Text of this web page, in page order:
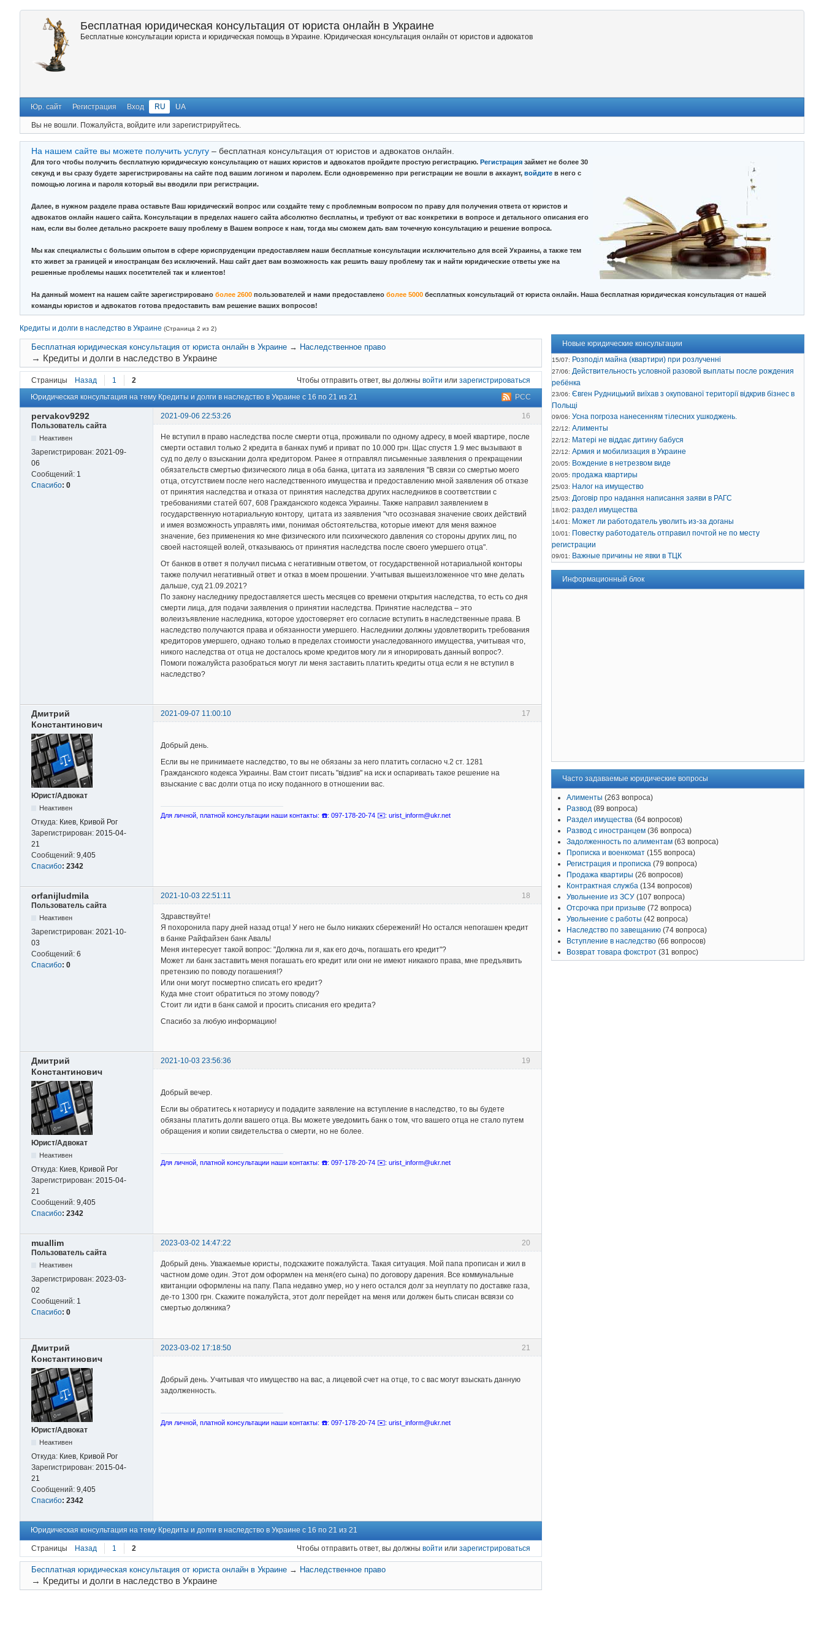
Бесплатная юридическая консультация от юриста онлайн в Украине
Бесплатные консультации юриста и юридическая помощь в Украине. Юридическая консультация онлайн от юристов и адвокатов
Юр. сайт Регистрация Вход RU UA
Вы не вошли. Пожалуйста, войдите или зарегистрируйтесь.
На нашем сайте вы можете получить услугу – бесплатная консультация от юристов и адвокатов онлайн.
Для того чтобы получить бесплатную юридическую консультацию от наших юристов и адвокатов пройдите простую регистрацию. Регистрация займет не более 30
секунд и вы сразу будете зарегистрированы на сайте под вашим логином и паролем. Если одновременно при регистрации не вошли в аккаунт, войдите в него с
помощью логина и пароля который вы вводили при регистрации.
Далее, в нужном разделе права оставьте Ваш юридический вопрос или создайте тему с проблемным вопросом по праву для получения ответа от юристов и
адвокатов онлайн нашего сайта. Консультации в пределах нашего сайта абсолютно бесплатны, и требуют от вас конкретики в вопросе и детального описания его
нам, если вы более детально раскроете вашу проблему в Вашем вопросе к нам, тогда мы сможем дать вам точечную консультацию и решение вопроса.
Мы как специалисты с большим опытом в сфере юриспруденции предоставляем наши бесплатные консультации исключительно для всей Украины, а также тем
кто живет за границей и иностранцам без исключений. Наш сайт дает вам возможность как решить вашу проблему так и найти юридические ответы уже на
решенные проблемы наших посетителей так и клиентов!
На данный момент на нашем сайте зарегистрировано более 2600 пользователей и нами предоставлено более 5000 бесплатных консультаций от юриста онлайн. Наша бесплатная юридическая консультация от нашей
команды юристов и адвокатов готова предоставить вам решение ваших вопросов!
Кредиты и долги в наследство в Украине (Страница 2 из 2)
Страницы Назад 1 2 Чтобы отправить ответ, вы должнывойти илизарегистрироваться
РСС
Юридическая консультация на тему Кредиты и долги в наследство в Украине с 16 по 21 из 21
16
pervakov9292
2021-09-06 22:53:26
Пользователь сайта
Неактивен
Зарегистрирован: 2021-09-
06
Сообщений: 1
Спасибо: 0
Не вступил в право наследства после смерти отца, проживали по одному адресу, в моей квартире, после
смерти оставил только 2 кредита в банках пумб и приват по 10.000 грн. Щас спустя 1.9 мес вызывают в
суд по делу о взыскании долга кредитором. Ранее я отправлял письменные заявления о прекращении
обязательств смертью физического лица в оба банка, цитата из заявления "В связи со смертью моего
отца, отсутствием после него наследственного имущества и предоставлению мной заявления об отказе
от принятия наследства и отказа от принятия наследства других наследников в соответствии с
требованиями статей 607, 608 Гражданского кодекса Украины. Также направил заявлением в
государственную нотариальную контору, цитата из заявления "что осознавая значение своих действий
и имея возможность управлять ими, понимая обстоятельства, которые имеют для меня важное
значение, без применения ко мне физического или психического давления со стороны других лиц, по
своей настоящей волей, отказываюсь от принятия наследства после своего умершего отца".
От банков в ответ я получил письма с негативным ответом, от государственной нотариальной конторы
также получил негативный ответ и отказ в моем прошении. Учитывая вышеизложенное что мне делать
дальше, суд 21.09.2021?
По закону наследнику предоставляется шесть месяцев со времени открытия наследства, то есть со дня
смерти лица, для подачи заявления о принятии наследства. Принятие наследства – это
волеизъявление наследника, которое удостоверяет его согласие вступить в наследственные права. В
наследство получаются права и обязанности умершего. Наследники должны удовлетворить требования
кредиторов умершего, однако только в пределах стоимости унаследованного имущества, учитывая что,
никого наследства от отца не досталось кроме кредитов могу ли я игнорировать данный вопрос?.
Помоги пожалуйста разобраться могут ли меня заставить платить кредиты отца если я не вступил в
наследство?
17
Дмитрий
Константинович
2021-09-07 11:00:10
Юрист/Адвокат
Неактивен
Откуда: Киев, Кривой Рог
Зарегистрирован: 2015-04-
21
Сообщений: 9,405
Спасибо: 2342
Добрый день.
Если вы не принимаете наследство, то вы не обязаны за него платить согласно ч.2 ст. 1281
Гражданского кодекса Украины. Вам стоит писать "відзив" на иск и оспаривать такое решение на
взыскание с вас долги отца по иску поданного в отношении вас.
Для личной, платной консультации наши контакты: ☎️: 097-178-20-74 ✉️: urist_inform@ukr.net
18
orfanijludmila
2021-10-03 22:51:11
Пользователь сайта
Неактивен
Зарегистрирован: 2021-10-
03
Сообщений: 6
Спасибо: 0
Здравствуйте!
Я похоронила пару дней назад отца! У него не было никаких сбережений! Но остался непогашен кредит
в банке Райфайзен банк Аваль!
Меня интересует такой вопрос: "Должна ли я, как его дочь, погашать его кредит"?
Может ли банк заставить меня погашать его кредит или они не имеют никакого права, мне предъявить
претензию по поводу погашения!?
Или они могут посмертно списать его кредит?
Куда мне стоит обратиться по этому поводу?
Стоит ли идти в банк самой и просить списания его кредита?
Спасибо за любую информацию!
19
Дмитрий
Константинович
2021-10-03 23:56:36
Юрист/Адвокат
Неактивен
Откуда: Киев, Кривой Рог
Зарегистрирован: 2015-04-
21
Сообщений: 9,405
Спасибо: 2342
Добрый вечер.
Если вы обратитесь к нотариусу и подадите заявление на вступление в наследство, то вы будете
обязаны платить долги вашего отца. Вы можете уведомить банк о том, что вашего отца не стало путем
обращения и копии свидетельства о смерти, но не более.
Для личной, платной консультации наши контакты: ☎️: 097-178-20-74 ✉️: urist_inform@ukr.net
20
muallim
2023-03-02 14:47:22
Пользователь сайта
Неактивен
Зарегистрирован: 2023-03-
02
Сообщений: 1
Спасибо: 0
Добрый день. Уважаемые юристы, подскажите пожалуйста. Такая ситуация. Мой папа прописан и жил в
частном доме один. Этот дом оформлен на меня(его сына) по договору дарения. Все коммунальные
квитанции оформлены на папу. Папа недавно умер, но у него остался долг за неуплату по доставке газа,
де-то 1300 грн. Скажите пожалуйста, этот долг перейдет на меня или должен быть списан всвязи со
смертью должника?
21
Дмитрий
Константинович
2023-03-02 17:18:50
Юрист/Адвокат
Неактивен
Откуда: Киев, Кривой Рог
Зарегистрирован: 2015-04-
21
Сообщений: 9,405
Спасибо: 2342
Добрый день. Учитывая что имущество на вас, а лицевой счет на отце, то с вас могут взыскать данную
задолженность.
Для личной, платной консультации наши контакты: ☎️: 097-178-20-74 ✉️: urist_inform@ukr.net
Юридическая консультация на тему Кредиты и долги в наследство в Украине с 16 по 21 из 21
Страницы Назад 1 2 Чтобы отправить ответ, вы должнывойти илизарегистрироваться
Бесплатная юридическая консультация от юриста онлайн в Украине → Наследственное право
→ Кредиты и долги в наследство в Украине
Новые юридические консультации
15/07: Розподіл майна (квартири) при розлученні
27/06:Действительность условной разовой выплаты после рождения
ребёнка
23/06:Євген Рудницький виїхав з окупованої території відкрив бізнес в
Польщі
09/06:Усна погроза нанесенням тілесних ушкоджень.
22/12:Алименты
22/12: Матері не віддає дитину бабуся
22/12:Армия и мобилизация в Украине
20/05: Вождение в нетрезвом виде
20/05: продажа квартиры
25/03: Налог на имущество
25/03:Договір про надання написання заяви в РАГС
18/02: раздел имущества
14/01: Может ли работодатель уволить из-за доганы
10/01: Повестку работодатель отправил почтой не по месту
регистрации
09/01: Важные причины не явки в ТЦК
Информационный блок
Часто задаваемые юридические вопросы
Алименты (263 вопроса)
Развод (89 вопроса)
Раздел имущества (64 вопросов)
Развод с иностранцем (36 вопроса)
Задолженность по алиментам (63 вопроса)
Прописка и военкомат (155 вопроса)
Регистрация и прописка (79 вопроса)
Продажа квартиры (26 вопросов)
Контрактная служба (134 вопросов)
Увольнение из ЗСУ (107 вопроса)
Отсрочка при призыве (72 вопроса)
Увольнение с работы (42 вопроса)
Наследство по завещанию (74 вопроса)
Вступление в наследство (66 вопросов)
Возврат товара фокстрот (31 вопрос)
Бесплатная юридическая консультация от юриста онлайн в Украине → Наследственное право
→ Кредиты и долги в наследство в Украине